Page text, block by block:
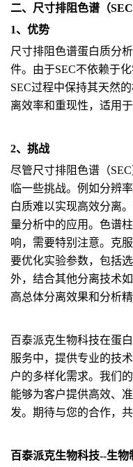
二、尺寸排阻色谱（
1、优势
尺寸排阻色谱蛋白质分
件。由于SEC不依赖于
SEC过程中保持其天然
离效率和重现性，适用
2、挑战
尽管尺寸排阻色谱（
临一些挑战。例如分辨
白质难以实现高效分离
量分析中的应用。色谱
响，需要特别注意。克
要优化实验参数，包括
外，结合其他分离技术
高总体分离效果和分析精
百泰派克生物科技在蛋
服务中，提供专业的技
户的多样化需求。我们
能够为客户提供高效、
发。期待与您的合作，
百泰派克生物科技--生